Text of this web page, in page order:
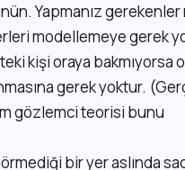
Yapmanız gerekenler
modellemeye gerek
kişi oraya bakmıyorsa
gerek yoktur.
gözlemci teorisi bunu
bir yer aslında